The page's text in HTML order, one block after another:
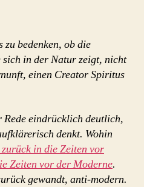
bedenken, ob die
in der Natur zeigt, nicht
einen Creator Spiritus
eindrücklich deutlich,
denkt. Wohin
in die Zeiten vor
Zeiten vor der Moderne.
gewandt, anti-modern.